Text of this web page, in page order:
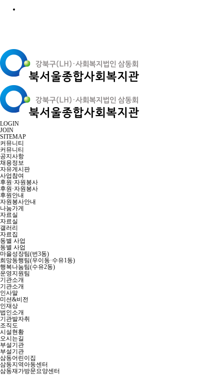
LOGIN
JOIN
SITEMAP
커뮤니티
커뮤니티
공지사항
채용정보
자유게시판
사업참여
후원·자원봉사
후원·자원봉사
후원안내
자원봉사안내
나눔가게
자료실
자료실
갤러리
자료집
동별 사업
동별 사업
마을성장팀(번3동)
희망동행팀(우이동·수유1동)
행복나눔팀(수유2동)
운영지원팀
기관소개
기관소개
인사말
미션&비전
인재상
법인소개
기관발자취
조직도
시설현황
오시는길
부설기관
부설기관
삼동어린이집
삼동지역아동센터
삼동재가방문요양센터